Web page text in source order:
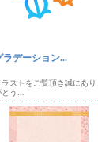
ラデーション...
ラストをご覧頂き誠にあり
う...